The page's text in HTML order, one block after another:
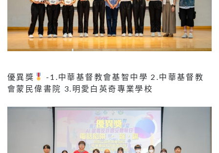
優異獎
-1.中華基督教會基智中學 2.中華基督教
會蒙民偉書院 3.明愛白英奇專業學校